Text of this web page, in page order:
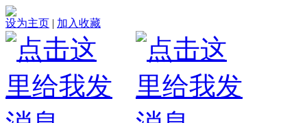
设为主页 | 加入收藏